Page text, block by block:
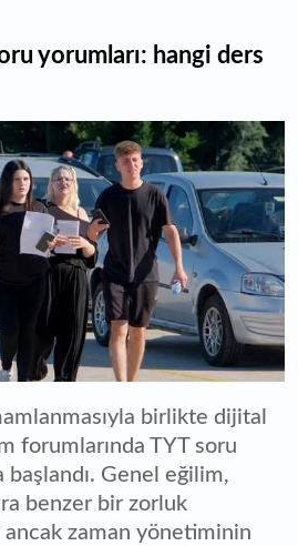
yorumları: hangi ders
birlikte dijital
forumlarında TYT soru
başlandı. Genel eğilim,
benzer bir zorluk
zaman yönetiminin